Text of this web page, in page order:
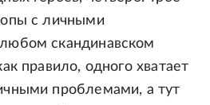
с личными
скандинавском
правило, одного хватает
проблемами, а тут